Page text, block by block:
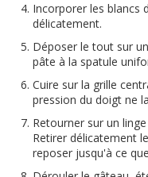
Incorporer les blancs
délicatement.
Déposer le tout sur
pâte à la spatule
Cuire sur la grille
pression du doigt ne
Retourner sur un
Retirer délicatement le
reposer jusqu'à ce